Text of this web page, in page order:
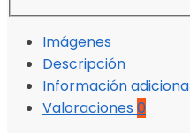
Imágenes
Descripción
Información
Valoraciones 0